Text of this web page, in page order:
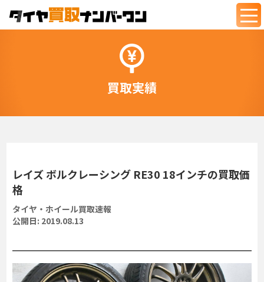
買取実績
レイズ ボルクレーシング RE30 18インチの買取価
格
タイヤ・ホイール買取速報
公開日: 2019.08.13